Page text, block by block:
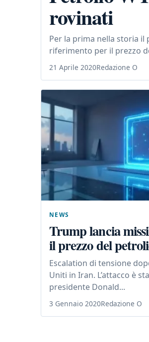
rovinati
Per la prima nella storia il
riferimento per il prezzo
21 Aprile 2020Redazione O
NEWS
Trump lancia
il prezzo del
Escalation di tensione
Uniti in Iran. L’attacco è
presidente Donald...
3 Gennaio 2020Redazione O